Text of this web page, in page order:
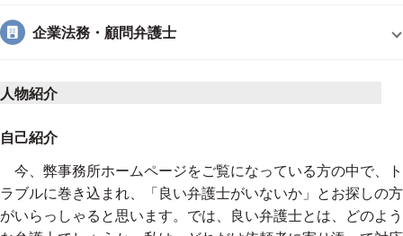
企業法務・顧問弁護士
人物紹介
自己紹介
今、弊事務所ホームページをご覧になっている方の中で、ト
ラブルに巻き込まれ、「良い弁護士がいないか」とお探しの方
がいらっしゃると思います。では、良い弁護士とは、どのよう